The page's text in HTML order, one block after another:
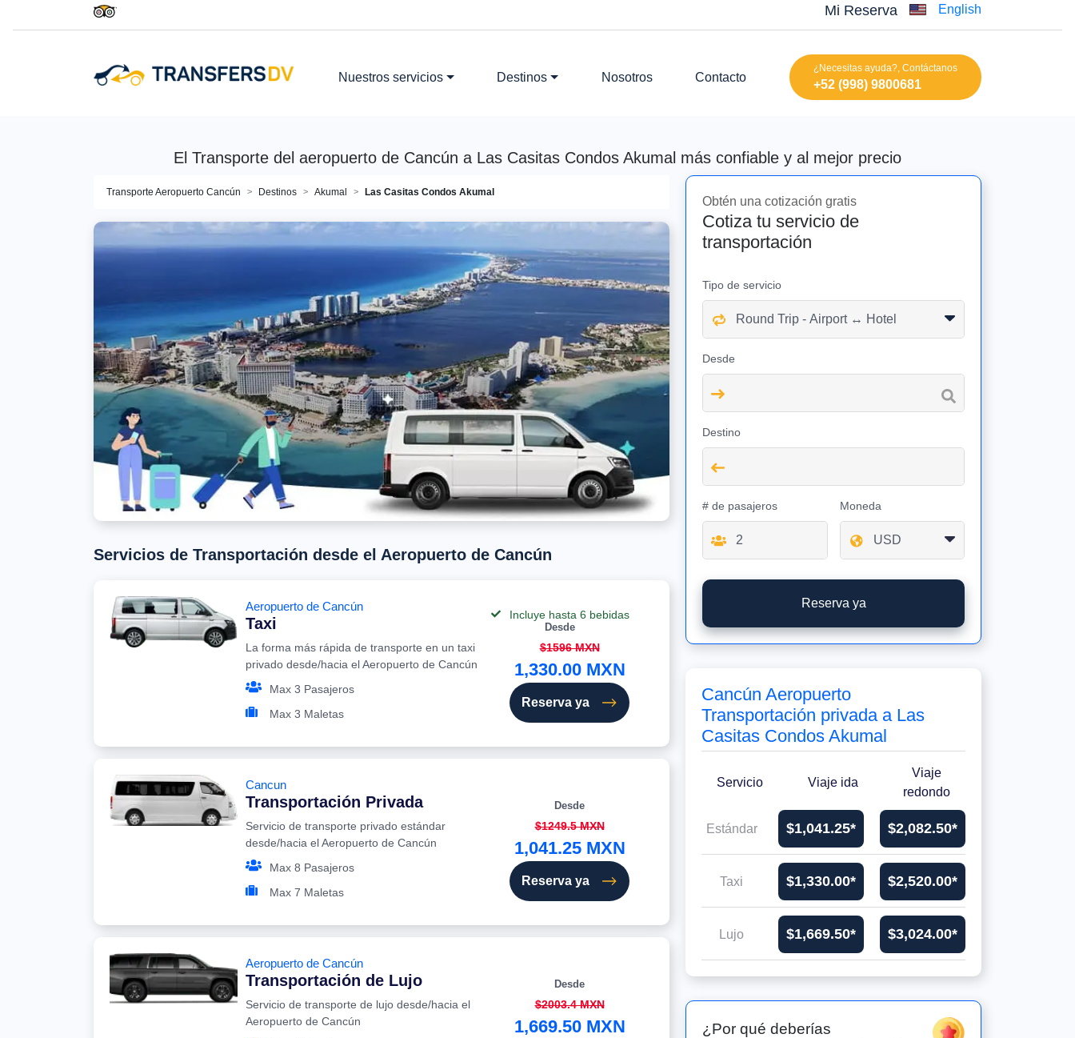
Mi Reserva English
Nuestros servicios Destinos Nosotros Contacto
¿Necesitas ayuda?, Contáctanos
+52 (998) 9800681
El Transporte del aeropuerto de Cancún a Las Casitas Condos Akumal más confiable y al mejor precio
Transporte Aeropuerto Cancún Destinos Akumal Las Casitas Condos Akumal
Servicios de Transportación desde el Aeropuerto de Cancún
Aeropuerto de Cancún
Taxi Incluye hasta 6 bebidas
Desde
La forma más rápida de transporte en un taxi
privado desde/hacia el Aeropuerto de Cancún
Max 3 Pasajeros
Max 3 Maletas
$1596 MXN
1,330.00 MXN
Reserva ya
Cancun
Transportación Privada Desde
Servicio de transporte privado estándar
desde/hacia el Aeropuerto de Cancún
Max 8 Pasajeros
Max 7 Maletas
$1249.5 MXN
1,041.25 MXN
Reserva ya
Aeropuerto de Cancún
Transportación de Lujo Desde
Servicio de transporte de lujo desde/hacia el
Aeropuerto de Cancún
$2003.4 MXN
1,669.50 MXN
Obtén una cotización gratis
Cotiza tu servicio de
transportación
Tipo de servicio
Desde
Destino
# de pasajeros Moneda
Reserva ya
Cancún Aeropuerto
Transportación privada a Las
Casitas Condos Akumal
Servicio Viaje ida
Viaje
redondo
Estándar $1,041.25* $2,082.50*
Taxi $1,330.00* $2,520.00*
Lujo $1,669.50* $3,024.00*
¿Por qué deberías